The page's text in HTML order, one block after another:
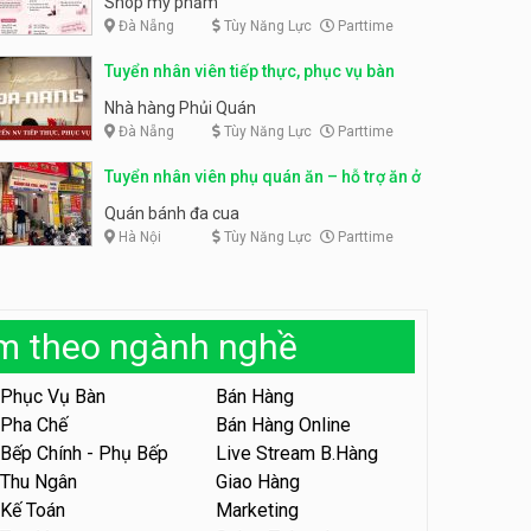
trực page, thu ngân parttime
GRAVI ESCAPE ROOM
Tuyển nhân viên bán hàng,
KIBO KIDS
Tuyển nhân viên edit ảnh,
Công ty
Tuyển nhân viên tiếp thực,
Tuyển nhân viên phục vụ ca
tối – quán kem dừa
Quán kem dừa
Tuyển nhân viên phụ bếp –
Bún Đậu Mắm Tôm – Bếp
Bún Đậu Mắm Tôm - Bếp Tiên
Đà Nẵng Tùy Năng Lực Parttime
Tuyển nhân viên tiếp thực, phục vụ bàn
Nhà hàng Phủi Quán
Đà Nẵng Tùy Năng Lực Parttime
Tuyển nhân viên phụ quán ăn – hỗ trợ ăn ở
Quán bánh đa cua
Hà Nội Tùy Năng Lực Parttime
theo ngành nghề
Phục Vụ Bàn
Bán Hàng
Pha Chế
Bán Hàng Online
Bếp Chính - Phụ Bếp
Live Stream B.Hàng
Thu Ngân
Giao Hàng
Kế Toán
Marketing